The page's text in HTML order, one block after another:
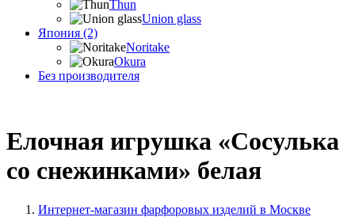
Thun
Union glass
Япония (2)
Noritake
Okura
Без производителя
Елочная игрушка «Сосулька
со снежинками» белая
Интернет-магазин фарфоровых изделий в Москве